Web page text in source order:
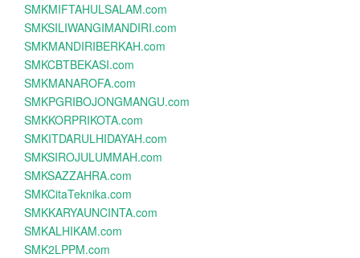
SMKMIFTAHULSALAM.com
SMKSILIWANGIMANDIRI.com
SMKMANDIRIBERKAH.com
SMKCBTBEKASI.com
SMKMANAROFA.com
SMKPGRIBOJONGMANGU.com
SMKKORPRIKOTA.com
SMKITDARULHIDAYAH.com
SMKSIROJULUMMAH.com
SMKSAZZAHRA.com
SMKCitaTeknika.com
SMKKARYAUNCINTA.com
SMKALHIKAM.com
SMK2LPPM.com